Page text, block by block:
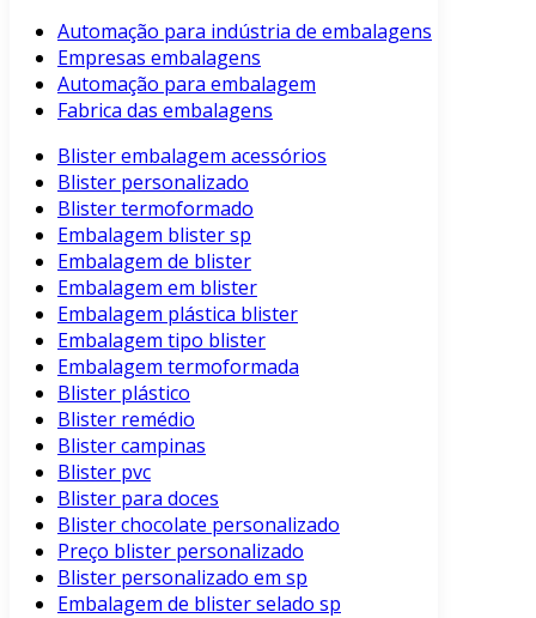
Automação para indústria de embalagens
Empresas embalagens
Automação para embalagem
Fabrica das embalagens
Blister embalagem acessórios
Blister personalizado
Blister termoformado
Embalagem blister sp
Embalagem de blister
Embalagem em blister
Embalagem plástica blister
Embalagem tipo blister
Embalagem termoformada
Blister plástico
Blister remédio
Blister campinas
Blister pvc
Blister para doces
Blister chocolate personalizado
Preço blister personalizado
Blister personalizado em sp
Embalagem de blister selado sp